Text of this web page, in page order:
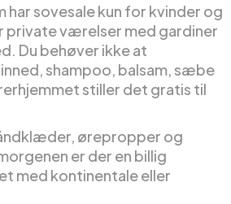
har sovesale kun for kvinder og
private værelser med gardiner
Du behøver ikke at
shampoo, balsam, sæbe
stiller det gratis til
ørepropper og
er der en billig
med kontinentale eller